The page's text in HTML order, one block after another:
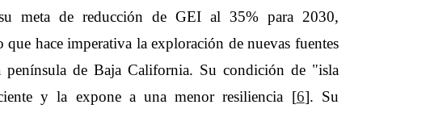
meta de reducción de GEI al 35% para 2030,
hace imperativa la exploración de nuevas fuentes
península de Baja California. Su condición de "isla
y la expone a una menor resiliencia [6]. Su